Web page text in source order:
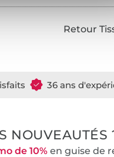
Retour
36 ans
NOUVEAUTÉS
de 10%en guise de